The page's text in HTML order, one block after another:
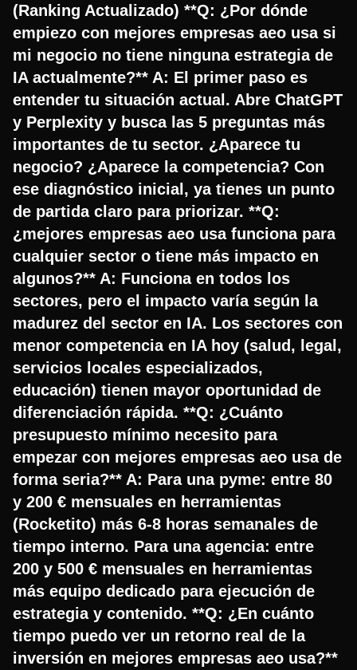
(Ranking Actualizado) **Q: ¿Por dónde
empiezo con mejores empresas aeo usa si
mi negocio no tiene ninguna estrategia de
IA actualmente?** A: El primer paso es
entender tu situación actual. Abre ChatGPT
y Perplexity y busca las 5 preguntas más
importantes de tu sector. ¿Aparece tu
negocio? ¿Aparece la competencia? Con
ese diagnóstico inicial, ya tienes un punto
de partida claro para priorizar. **Q:
¿mejores empresas aeo usa funciona para
cualquier sector o tiene más impacto en
algunos?** A: Funciona en todos los
sectores, pero el impacto varía según la
madurez del sector en IA. Los sectores con
menor competencia en IA hoy (salud, legal,
servicios locales especializados,
educación) tienen mayor oportunidad de
diferenciación rápida. **Q: ¿Cuánto
presupuesto mínimo necesito para
empezar con mejores empresas aeo usa de
forma seria?** A: Para una pyme: entre 80
y 200 € mensuales en herramientas
(Rocketito) más 6-8 horas semanales de
tiempo interno. Para una agencia: entre
200 y 500 € mensuales en herramientas
más equipo dedicado para ejecución de
estrategia y contenido. **Q: ¿En cuánto
tiempo puedo ver un retorno real de la
inversión en mejores empresas aeo usa?**